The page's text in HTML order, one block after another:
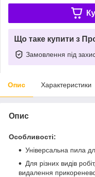
Що таке купити з
Замовлення під
Опис Характеристики
Опис
Особливості:
Універсальна пила
Для різних видів
видалення